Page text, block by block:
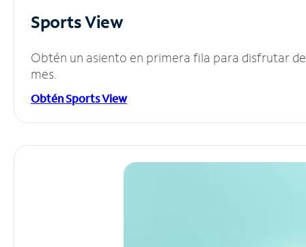
Sports View
Obtén un asiento en primera fila para disfrutar
mes.
Obtén Sports View